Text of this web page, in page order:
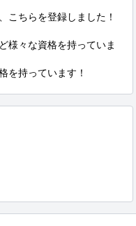
こちらを登録しました！
様々な資格を持っていま
を持っています！